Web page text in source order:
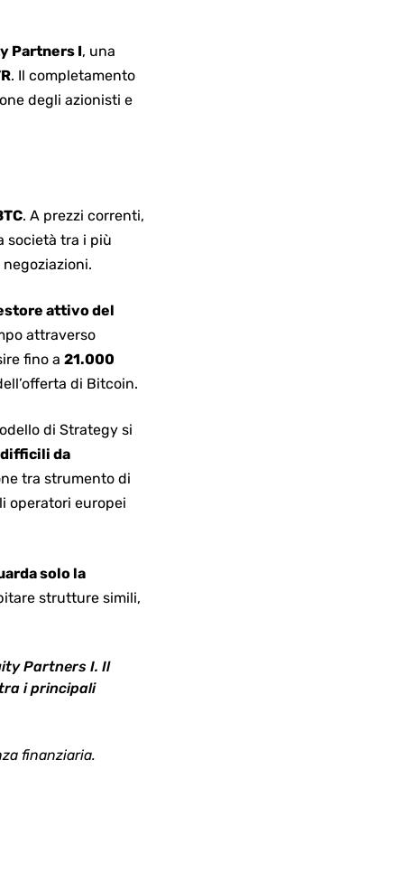
Partners I, una
. Il completamento
degli azionisti e
. A prezzi correnti,
società tra i più
attivo del
attraverso
fino a 21.000
di Bitcoin.
di Strategy si
difficili da
tra strumento di
operatori europei
solo la
strutture simili,
Partners I. Il
i principali
finanziaria.